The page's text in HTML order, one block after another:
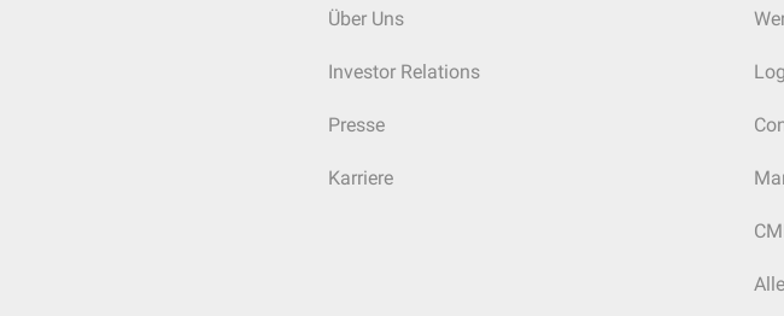
Über Uns
Investor Relations
Presse
Karriere